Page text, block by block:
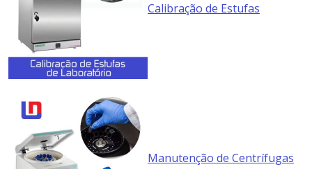
Calibração de Estufas
Manutenção de Centrífugas